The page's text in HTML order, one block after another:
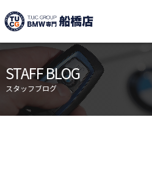
TUCグ
ニュース
目玉車両一覧
保証＆サービス
STAFF BLOG
スタッフブログ